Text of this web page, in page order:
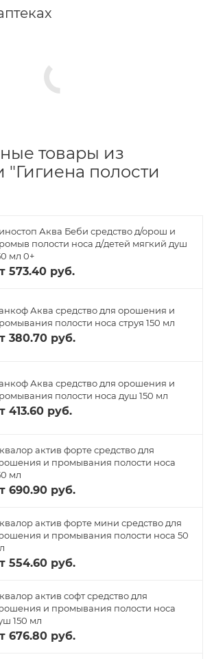
товары из
"Гигиена полости
Аква Беби средство д/орош и
полости носа д/детей мягкий душ
мл 0+
573.40 руб.
Аква средство для орошения и
полости носа струя 150 мл
380.70 руб.
Аква средство для орошения и
полости носа душ 150 мл
413.60 руб.
актив форте средство для
и промывания полости носа
мл
690.90 руб.
актив форте мини средство для
и промывания полости носа 50
554.60 руб.
актив софт средство для
и промывания полости носа
150 мл
676.80 руб.